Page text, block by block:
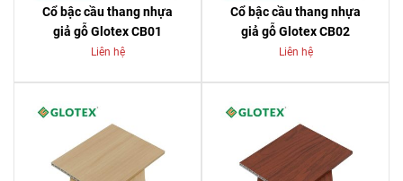
Cổ bậc cầu thang nhựa
giả gỗ Glotex CB01
Liên hệ
Cổ bậc cầu thang nhựa
giả gỗ Glotex CB02
Liên hệ